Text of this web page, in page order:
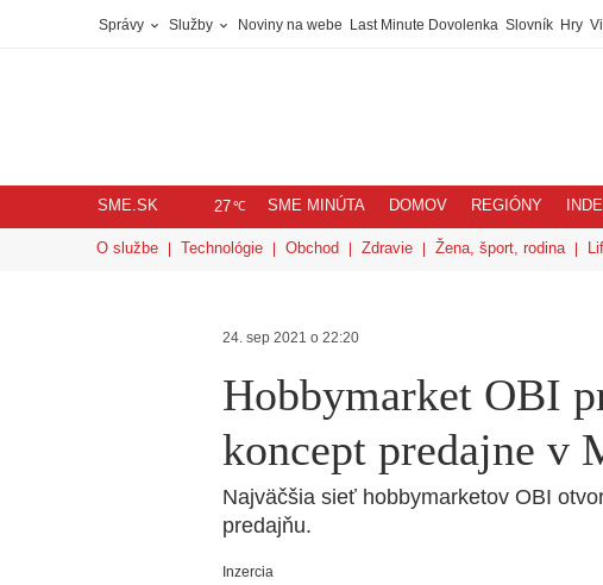
Správy Služby Noviny na webe Last Minute Dovolenka Slovník Hry
SME.SK 27℃ SME MINÚTA DOMOV REGIÓNY
O službe Technológie Obchod Zdravie Žena, šport, rodina
24. sep 2021 o 22:20
Hobbymarket OBI
koncept predajne v
Najväčšia sieť hobbymarketov OBI
predajňu.
Inzercia